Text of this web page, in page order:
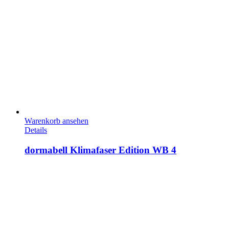
Warenkorb ansehen
Details
dormabell Klimafaser Edition WB 4